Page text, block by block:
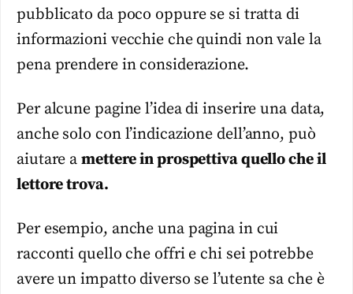
pubblicato da poco oppure se si tratta di
informazioni vecchie che quindi non vale la
pena prendere in considerazione.
Per alcune pagine l’idea di inserire una data,
anche solo con l’indicazione dell’anno, può
aiutare amettere in prospettiva quello che il
lettore trova.
Per esempio, anche una pagina in cui
racconti quello che offri e chi sei potrebbe
avere un impatto diverso se l’utente sa che è